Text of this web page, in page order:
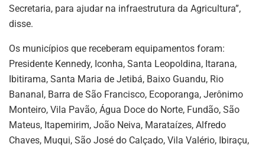
Secretaria, para ajudar na infraestrutura da Agricultura”,
disse.
Os municípios que receberam equipamentos foram:
Presidente Kennedy, Iconha, Santa Leopoldina, Itarana,
Ibitirama, Santa Maria de Jetibá, Baixo Guandu, Rio
Bananal, Barra de São Francisco, Ecoporanga, Jerônimo
Monteiro, Vila Pavão, Água Doce do Norte, Fundão, São
Mateus, Itapemirim, João Neiva, Marataízes, Alfredo
Chaves, Muqui, São José do Calçado, Vila Valério, Ibiraçu,